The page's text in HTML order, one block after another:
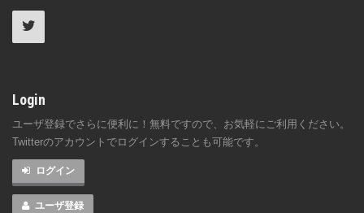
Login
ユーザ登録でさらに便利に！無料ですので、お気軽にご利用ください。
Twitterのアカウントでログインすることも可能です。
ログイン
ユーザ登録